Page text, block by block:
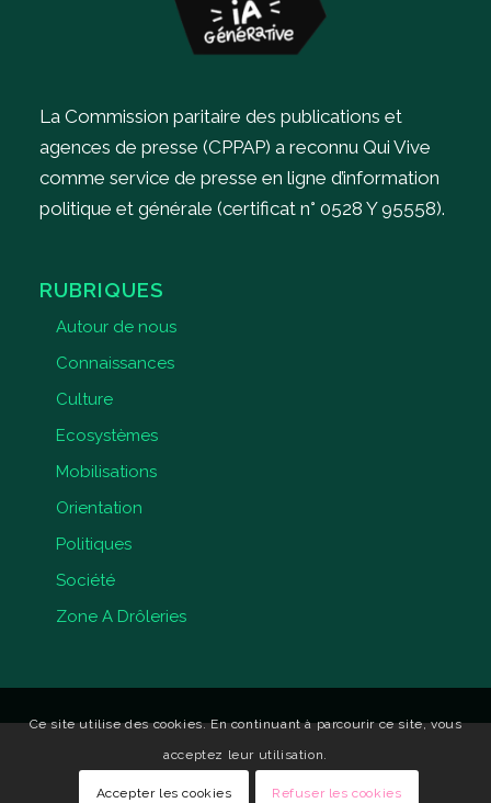
La Commission paritaire des publications et
agences de presse (CPPAP) a reconnu Qui Vive
comme service de presse en ligne d’information
politique et générale (certificat n° 0528 Y 95558).
RUBRIQUES
Autour de nous
Connaissances
Culture
Ecosystèmes
Mobilisations
Orientation
Politiques
Société
Zone A Drôleries
Ce site utilise des cookies. En continuant à parcourir ce site, vous
acceptez leur utilisation.
Accepter les cookies Refuser les cookies